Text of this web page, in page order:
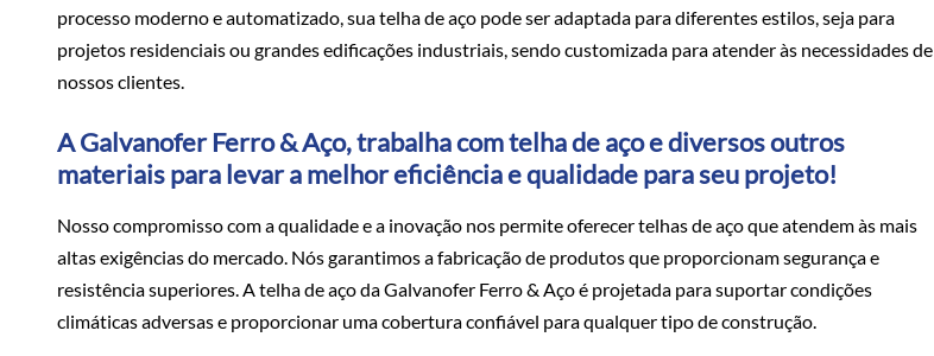
processo moderno e automatizado, sua telha de aço pode ser adaptada para diferentes estilos, seja para
projetos residenciais ou grandes edificações industriais, sendo customizada para atender às necessidades de
nossos clientes.
A Galvanofer Ferro & Aço, trabalha com telha de aço e diversos outros
materiais para levar a melhor eficiência e qualidade para seu projeto!
Nosso compromisso com a qualidade e a inovação nos permite oferecer telhas de aço que atendem às mais
altas exigências do mercado. Nós garantimos a fabricação de produtos que proporcionam segurança e
resistência superiores. A telha de aço da Galvanofer Ferro & Aço é projetada para suportar condições
climáticas adversas e proporcionar uma cobertura confiável para qualquer tipo de construção.